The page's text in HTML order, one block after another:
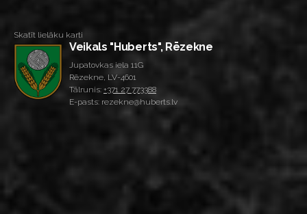
Skatīt lielāku karti
Veikals "Huberts", Rēzekne
Jupatovkas iela 11G
Rēzekne, LV-4601
Tālrunis: +371 27 773388
E-pasts: rezekne@huberts.lv